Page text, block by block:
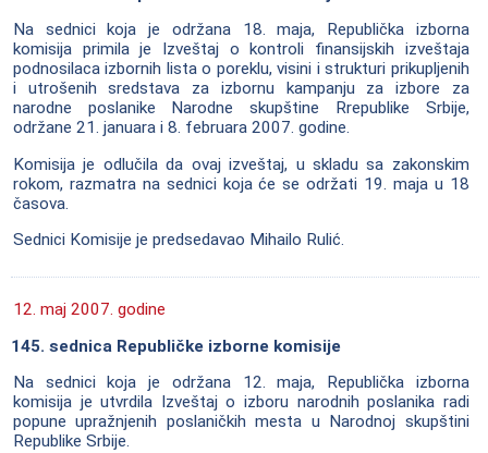
Na sednici koja je održana 18. maja, Republička izborna
komisija primila je Izveštaj o kontroli finansijskih izveštaja
podnosilaca izbornih lista o poreklu, visini i strukturi prikupljenih
i utrošenih sredstava za izbornu kampanju za izbore za
narodne poslanike Narodne skupštine Rrepublike Srbije,
održane 21. januara i 8. februara 2007. godine.
Komisija je odlučila da ovaj izveštaj, u skladu sa zakonskim
rokom, razmatra na sednici koja će se održati 19. maja u 18
časova.
Sednici Komisije je predsedavao Mihailo Rulić.
12. maj 2007. godine
145. sednica Republičke izborne komisije
Na sednici koja je održana 12. maja, Republička izborna
komisija je utvrdila Izveštaj o izboru narodnih poslanika radi
popune upražnjenih poslaničkih mesta u Narodnoj skupštini
Republike Srbije.